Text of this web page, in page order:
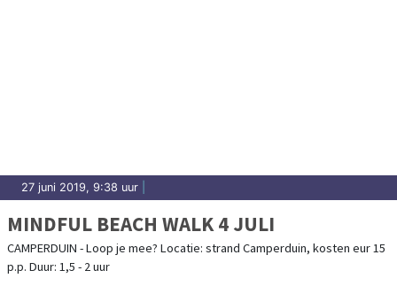
27 juni 2019, 9:38 uur
MINDFUL BEACH WALK 4 JULI
CAMPERDUIN - Loop je mee? Locatie: strand Camperduin, kosten eur 15
p.p. Duur: 1,5 - 2 uur